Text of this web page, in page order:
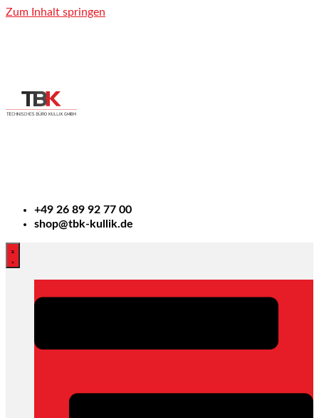
Zum Inhalt springen
+49 26 89 92 77 00
shop@tbk-kullik.de